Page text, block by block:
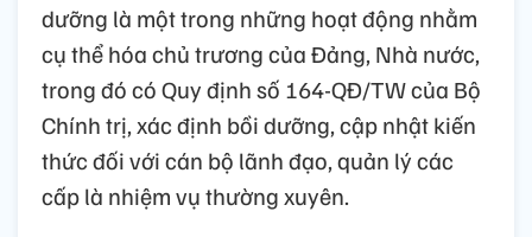
dưỡng là một trong những hoạt động nhằm
cụ thể hóa chủ trương của Đảng, Nhà nước,
trong đó có Quy định số 164-QĐ/TW của Bộ
Chính trị, xác định bồi dưỡng, cập nhật kiến
thức đối với cán bộ lãnh đạo, quản lý các
cấp là nhiệm vụ thường xuyên.